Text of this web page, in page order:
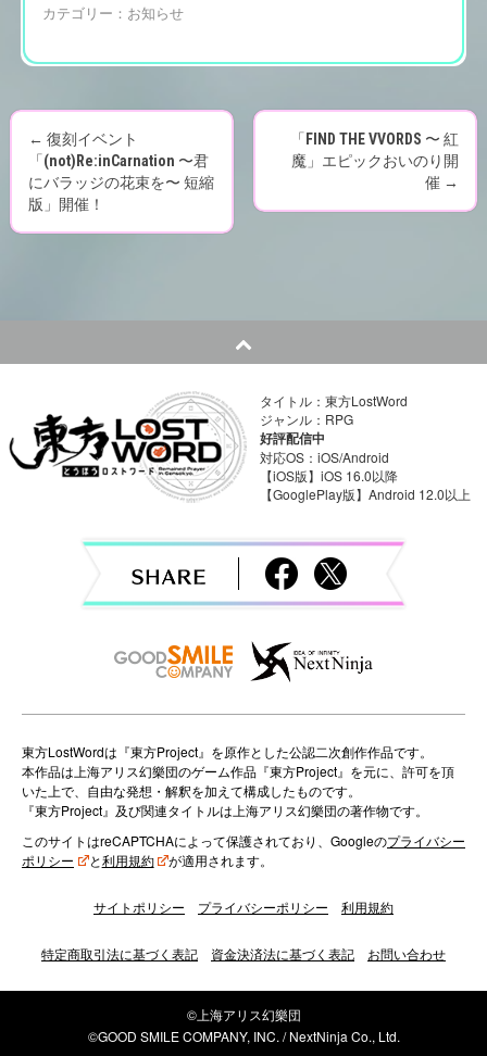
カテゴリー： お知らせ
P
o
v
i
n
← 復刻イベント
「(not)Re:inCarnation 〜君
にバラッジの花束を〜 短縮
版」開催！
「FIND THE VVORDS 〜 紅
魔」エピックおいのり開
催 →
タイトル：東方LostWord
ジャンル：RPG
好評配信中
対応OS：iOS/Android
【iOS版】iOS 16.0以降
【GooglePlay版】Android 12.0以上
東方LostWordは『東方Project』を原作とした公認二次創作作品です。
本作品は上海アリス幻樂団のゲーム作品『東方Project』を元に、許可を頂
いた上で、自由な発想・解釈を加えて構成したものです。
『東方Project』及び関連タイトルは上海アリス幻樂団の著作物です。
このサイトはreCAPTCHAによって保護されており、Googleのプライバシー
ポリシー
と利用規約 が適用されます。
サイトポリシー プライバシーポリシー 利用規約
特定商取引法に基づく表記 資金決済法に基づく表記 お問い合わせ
©上海アリス幻樂団
©GOOD SMILE COMPANY, INC. / NextNinja Co., Ltd.